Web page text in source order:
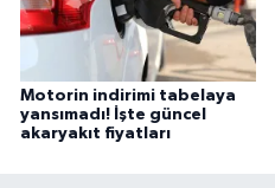
Motorin indirimi tabelaya
yansımadı! İşte güncel
akaryakıt fiyatları